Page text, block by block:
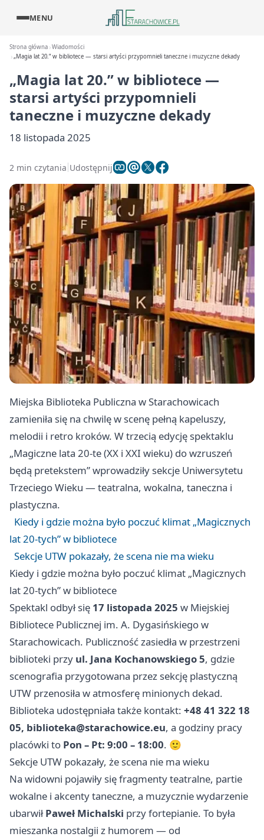
MENU
Strona główna Wiadomości
„Magia lat 20.” w bibliotece — starsi artyści przypomnieli taneczne i muzyczne dekady
„Magia lat 20.” w bibliotece —
starsi artyści przypomnieli
taneczne i muzyczne dekady
18 listopada 2025
2 min czytania Udostępnij
Miejska Biblioteka Publiczna w Starachowicach
zamieniła się na chwilę w scenę pełną kapeluszy,
melodii i retro kroków. W trzecią edycję spektaklu
„Magiczne lata 20‑te (XX i XXI wieku) do wzruszeń
będą pretekstem” wprowadziły sekcje Uniwersytetu
Trzeciego Wieku — teatralna, wokalna, taneczna i
plastyczna.
Kiedy i gdzie można było poczuć klimat „Magicznych
lat 20‑tych” w bibliotece
Sekcje UTW pokazały, że scena nie ma wieku
Kiedy i gdzie można było poczuć klimat „Magicznych
lat 20‑tych” w bibliotece
Spektakl odbył się 17 listopada 2025 w Miejskiej
Bibliotece Publicznej im. A. Dygasińskiego w
Starachowicach. Publiczność zasiedła w przestrzeni
biblioteki przy ul. Jana Kochanowskiego 5, gdzie
scenografia przygotowana przez sekcję plastyczną
UTW przenosiła w atmosferę minionych dekad.
Biblioteka udostępniała także kontakt: +48 41 322 18
05, biblioteka@starachowice.eu, a godziny pracy
placówki to Pon – Pt: 9:00 – 18:00. 🙂
Sekcje UTW pokazały, że scena nie ma wieku
Na widowni pojawiły się fragmenty teatralne, partie
wokalne i akcenty taneczne, a muzycznie wydarzenie
ubarwiłPaweł Michalski przy fortepianie. To była
mieszanka nostalgii z humorem — od